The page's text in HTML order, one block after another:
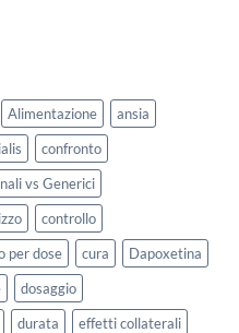
Alimentazione
ansia
confronto
vs Generici
controllo
per dose cura
Dapoxetina
dosaggio
durata
effetti collaterali